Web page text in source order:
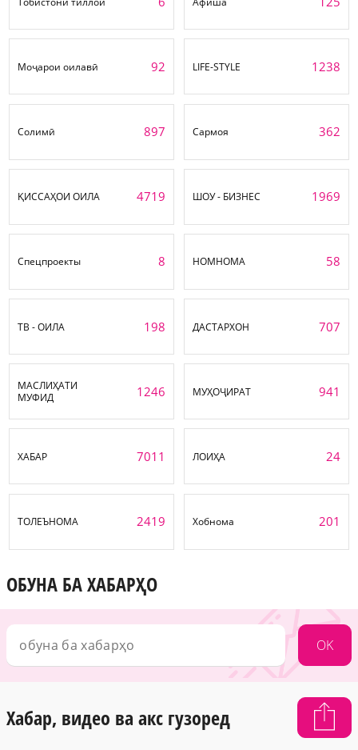
Моҷарои оилавӣ 92 LIFE-STYLE 1238
Солимӣ 897 Сармоя 362
ҚИССАҲОИ ОИЛА 4719 ШОУ - БИЗНЕС 1969
Спецпроекты 8 НОМНОМА 58
ТВ - ОИЛА 198 ДАСТАРХОН 707
МАСЛИҲАТИ
МУФИД
1246 МУҲОҶИРАТ 941
ХАБАР 7011 ЛОИҲА 24
ТОЛЕЪНОМА 2419 Хобнома 201
ОБУНА БА ХАБАРҲО
OK
Хабар, видео ва акс гузоред